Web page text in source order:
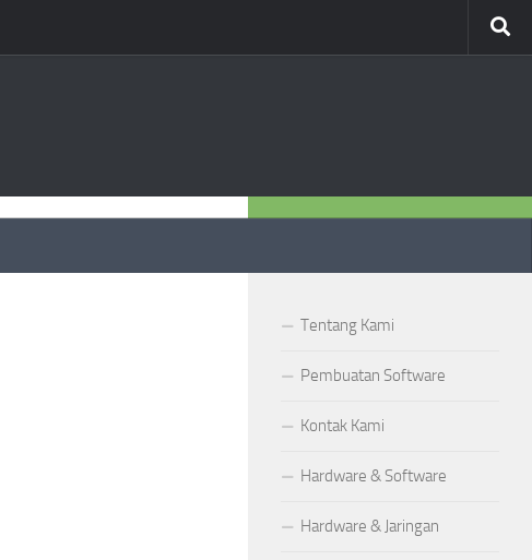
Tentang Kami
Pembuatan Software
Kontak Kami
Hardware & Software
Hardware & Jaringan